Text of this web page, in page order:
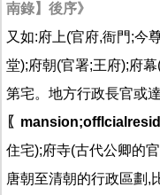
南錄】後序》
又如:府上(官府,衙門;今
堂);府朝(官署;王府);府
第宅。地方行政長官或
〖
住宅);府寺(古代公卿的
唐朝至清朝的行政區劃,